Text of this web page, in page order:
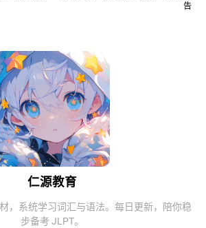
仁源教育
，系统学习词汇与语法。每日更新，陪你稳
步备考 JLPT。
告